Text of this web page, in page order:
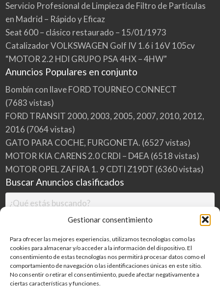
Gestionar consentimiento
Para ofrecer las mejores experiencias, utilizamos tecnologías como las
cookies para almacenar y/o acceder a la información del dispositivo. El
consentimiento de estas tecnologías nos permitirá procesar datos como el
comportamiento de navegación o las identificaciones únicas en este sitio.
No consentir o retirar el consentimiento, puede afectar negativamente a
ciertas características y funciones.
Servicio Profesional de Limpieza de Filtro de Partículas
en Madrid – Rápido y Eficaz
Seat 600 – clásico restaurado – 15/01/1973
Catalizador VOLKSWAGEN Golf IV 1.6 i 16V 105cv
“MOTOR 2.2 HDI GRUPO PSA 4HX – 4HW”
Anuncios Populares en conjunto
Bombín con llave FORD TOURNEO CONNECT
(7683 vistas)
FORD TRANSIT 2000, 2003, 2005, 2007, 2010, 2012,
2016 (7064 vistas)
GATO PARA COCHE, FURGONETA. (6527 vistas)
MOTOR KIA CARENS 2.0 CRDI – D4EA (6518 vistas)
MOTOR OPEL ZAFIRA 1. 9 CDTI Z19DT (6360 vistas)
Buscar Anuncios clasificados